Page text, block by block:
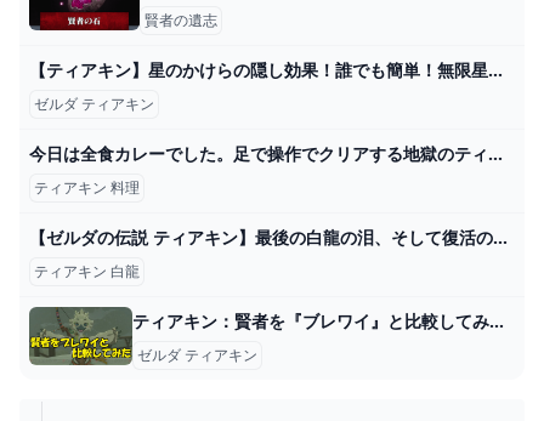
賢者の遺志
【ティアキン】星のかけらの隠し効果！誰でも簡単！無限星のかけら集め！【ゼルダの伝説】 - YouTube
ゼルダ ティアキン
今日は全食カレーでした。足で操作でクリアする地獄のティアキン#5【ゼルダの伝説ティアーズオブザキングダム】 - YouTube
ティアキン 料理
【ゼルダの伝説 ティアキン】最後の白龍の泪、そして復活のマスターソード その25 - YouTube
ティアキン 白龍
ティアキン：賢者を『ブレワイ』と比較してみた。1番変化があったキャラクターは？【ゼルダ ティアーズ オブ ザ キングダム日記＃48】 - 電撃オンライン
ゼルダ ティアキン